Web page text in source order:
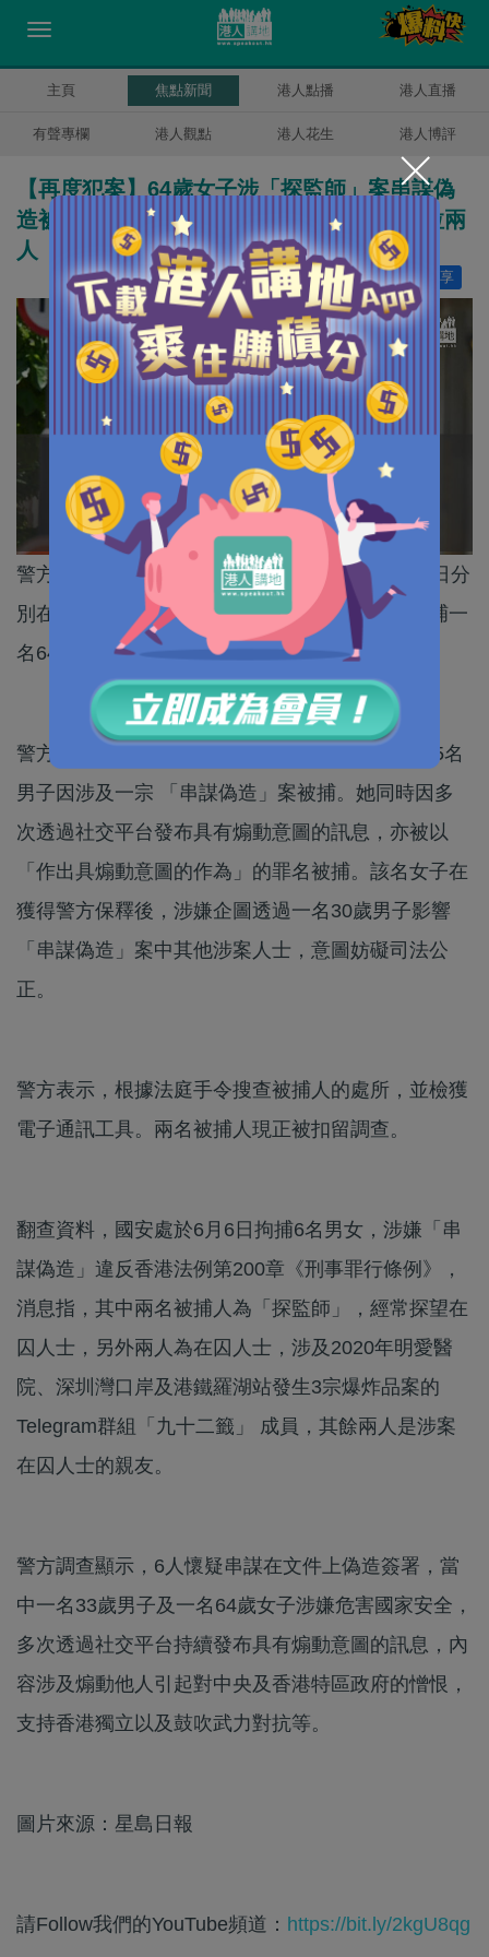
主頁 焦點新聞 港人點播 港人直播
有聲專欄 港人觀點 港人花生 港人博評
【再度犯案】64歲女子涉「探監師」案串謀偽
造被捕 獲釋後再涉妨礙司法公正 國安處今拉兩
人
分享
讚好 10
警方今日（14日）通報，警務處國家安全處於今日分
別在紅磡和長沙灣，以涉嫌「妨礙司法公正」拘捕一
名64歲女子及一名30歲男子。
警方指出，該名64歲女子早前於6月6日，與另外5名
男子因涉及一宗 「串謀偽造」案被捕。她同時因多
次透過社交平台發布具有煽動意圖的訊息，亦被以
「作出具煽動意圖的作為」的罪名被捕。該名女子在
獲得警方保釋後，涉嫌企圖透過一名30歲男子影響
「串謀偽造」案中其他涉案人士，意圖妨礙司法公
正。
警方表示，根據法庭手令搜查被捕人的處所，並檢獲
電子通訊工具。兩名被捕人現正被扣留調查。
翻查資料，國安處於6月6日拘捕6名男女，涉嫌「串
謀偽造」違反香港法例第200章《刑事罪行條例》，
消息指，其中兩名被捕人為「探監師」，經常探望在
囚人士，另外兩人為在囚人士，涉及2020年明愛醫
院、深圳灣口岸及港鐵羅湖站發生3宗爆炸品案的
Telegram群組「九十二籤」 成員，其餘兩人是涉案
在囚人士的親友。
警方調查顯示，6人懷疑串謀在文件上偽造簽署，當
中一名33歲男子及一名64歲女子涉嫌危害國家安全，
多次透過社交平台持續發布具有煽動意圖的訊息，內
容涉及煽動他人引起對中央及香港特區政府的憎恨，
支持香港獨立以及鼓吹武力對抗等。
圖片來源：星島日報
請Follow我們的YouTube頻道： https://bit.ly/2kgU8qg